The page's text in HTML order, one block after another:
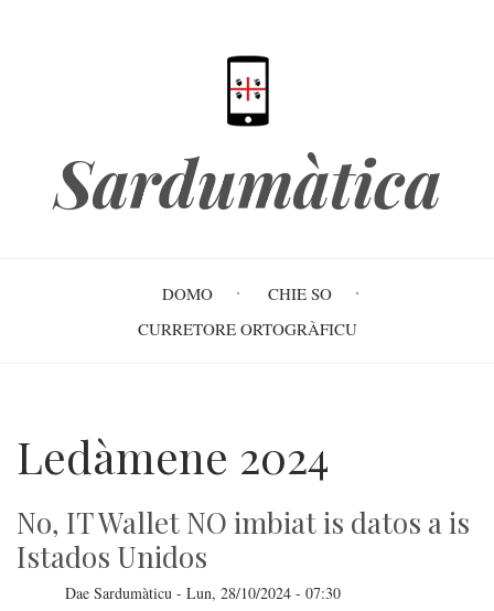
Sardumàtica
navigation
DOMO
CHIE SO
CURRETORE ORTOGRÀFICU
Ledàmene 2024
No, IT Wallet NO imbiat is datos a is
Istados Unidos
Dae Sardumàticu - Lun, 28/10/2024 - 07:30